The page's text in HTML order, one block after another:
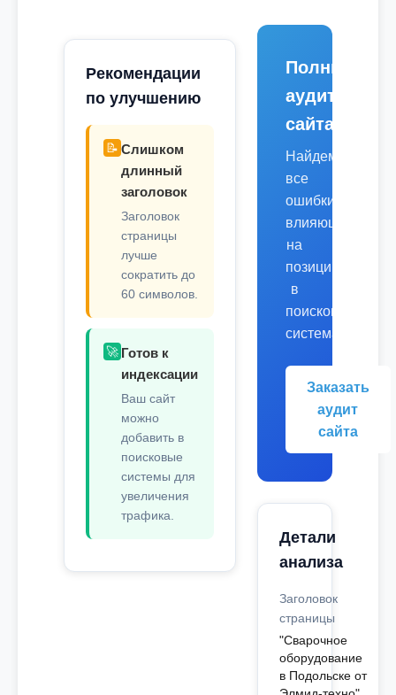
Рекомендации
по улучшению
📝 Слишком
длинный
заголовок
Заголовок
страницы
лучше
сократить до
60 символов.
🚀 Готов к
индексации
Ваш сайт
можно
добавить в
поисковые
системы для
увеличения
трафика.
Полный
аудит
сайта
Найдем
все
ошибки,
влияющие
на
позиции
в
поисковых
системах.
Заказать
аудит
сайта
Детали
анализа
Заголовок
страницы
"Сварочное
оборудование
в Подольске от